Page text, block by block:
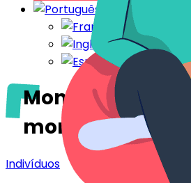
Montpellier: as
moradas
Indivíduos